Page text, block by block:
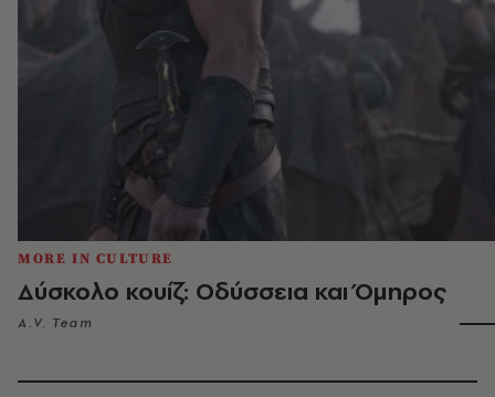
MORE IN CULTURE
Δύσκολο κουίζ: Οδύσσεια και Όμηρος
A.V. Team